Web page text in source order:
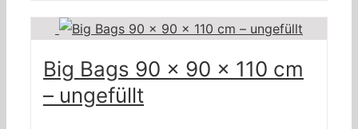
Big Bags 90 x 90 x 110 cm
– ungefüllt